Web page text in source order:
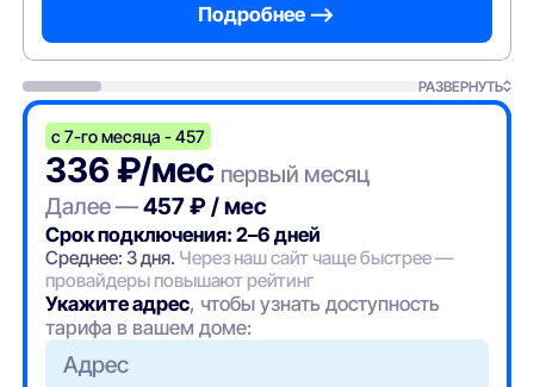
Подробнее —>
РАЗВЕРНУТЬ
с 7-го месяца - 457
336 ₽/мес первый месяц
Далее —457 ₽ / мес
Срок подключения: 2–6 дней
Среднее: 3 дня. Через наш сайт чаще быстрее —
провайдеры повышают рейтинг
Укажите адрес, чтобы узнать доступность
тарифа в вашем доме:
Адрес